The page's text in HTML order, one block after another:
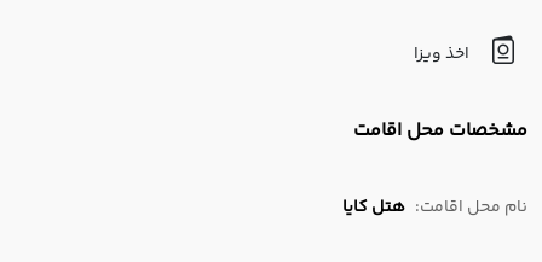
اخذ ویزا
مشخصات محل اقامت
نام محل اقامت: هتل کایا